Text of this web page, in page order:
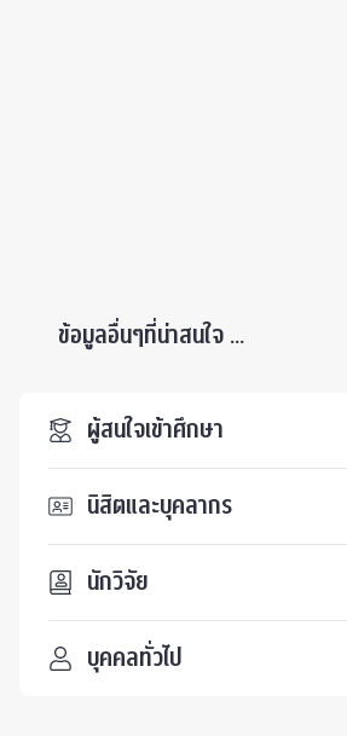
ข้อมูลอื่นๆที่น่าสนใจ ...
ผู้สนใจเข้าศึกษา
นิสิตและบุคลากร
นักวิจัย
บุคคลทั่วไป